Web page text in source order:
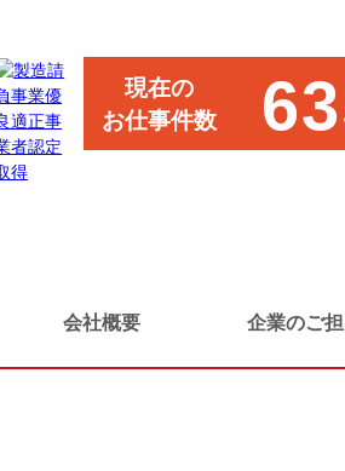
現在の
お仕事件数
会社概要 企業のご